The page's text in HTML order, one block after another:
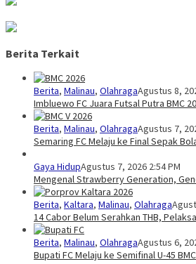
Berita Terkait
Berita, Malinau, OlahragaAgustus 8,
Imbluewo FC Juara Futsal Putra BMC
Berita, Malinau, OlahragaAgustus 7,
Semaring FC Melaju ke Final Sepak
Gaya HidupAgustus 7, 2026 2:54 PM
Mengenal Strawberry Generation,
Berita, Kaltara, Malinau, Olahraga
14 Cabor Belum Serahkan THB,
Berita, Malinau, OlahragaAgustus 6,
Bupati FC Melaju ke Semifinal U-45